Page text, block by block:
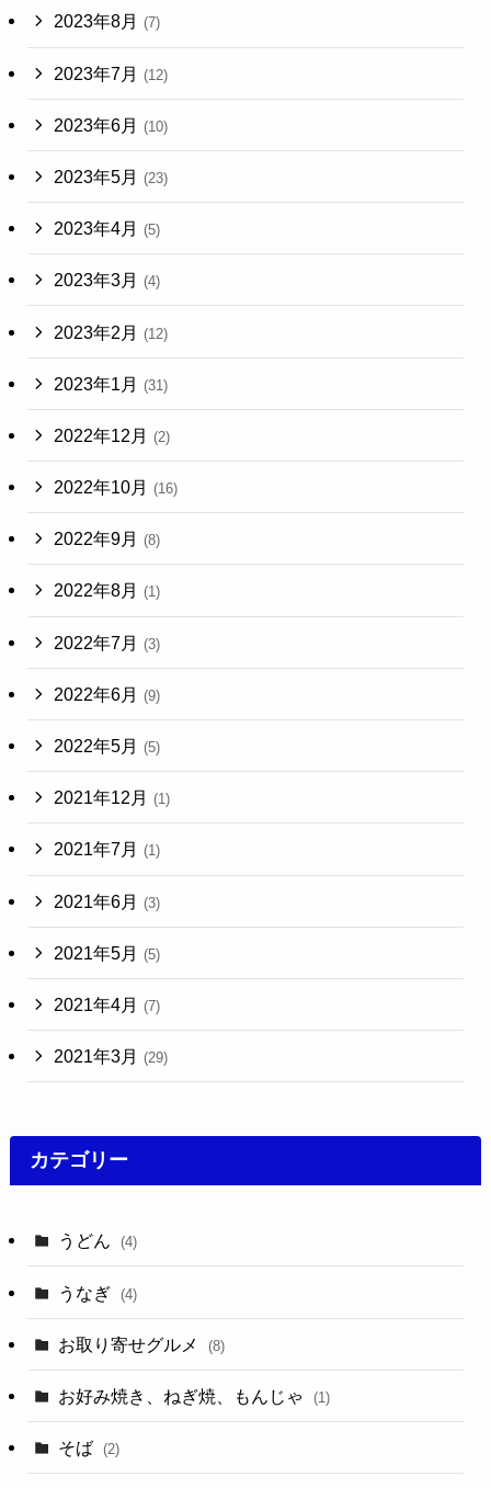
2023年8月 (7)
2023年7月 (12)
2023年6月 (10)
2023年5月 (23)
2023年4月 (5)
2023年3月 (4)
2023年2月 (12)
2023年1月 (31)
2022年12月 (2)
2022年10月 (16)
2022年9月 (8)
2022年8月 (1)
2022年7月 (3)
2022年6月 (9)
2022年5月 (5)
2021年12月 (1)
2021年7月 (1)
2021年6月 (3)
2021年5月 (5)
2021年4月 (7)
2021年3月 (29)
カテゴリー
うどん (4)
うなぎ (4)
お取り寄せグルメ (8)
お好み焼き、ねぎ焼、もんじゃ (1)
そば (2)